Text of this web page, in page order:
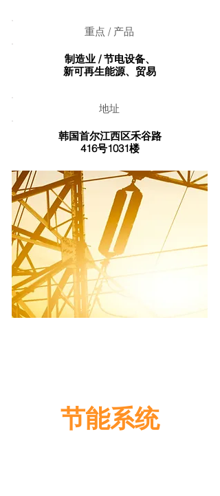
重点 / 产品
制造业 / 节电设备、
新可再生能源、贸易
地址
韩国首尔江西区禾谷路
416号1031楼
节能系统